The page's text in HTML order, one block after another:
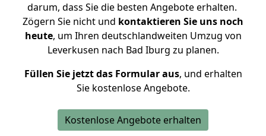
darum, dass Sie die besten Angebote erhalten.
Zögern Sie nicht und kontaktieren Sie uns noch
heute, um Ihren deutschlandweiten Umzug von
Leverkusen nach Bad Iburg zu planen.
Füllen Sie jetzt das Formular aus, und erhalten
Sie kostenlose Angebote.
Kostenlose Angebote erhalten